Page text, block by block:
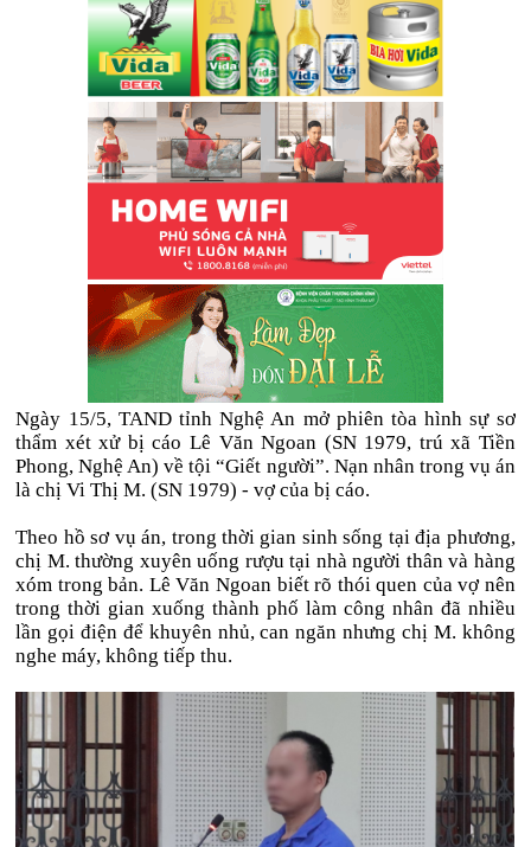
Ngày 15/5, TAND tỉnh Nghệ An mở phiên tòa hình sự sơ
thẩm xét xử bị cáo Lê Văn Ngoan (SN 1979, trú xã Tiền
Phong, Nghệ An) về tội “Giết người”. Nạn nhân trong vụ án
là chị Vi Thị M. (SN 1979) - vợ của bị cáo.
Theo hồ sơ vụ án, trong thời gian sinh sống tại địa phương,
chị M. thường xuyên uống rượu tại nhà người thân và hàng
xóm trong bản. Lê Văn Ngoan biết rõ thói quen của vợ nên
trong thời gian xuống thành phố làm công nhân đã nhiều
lần gọi điện để khuyên nhủ, can ngăn nhưng chị M. không
nghe máy, không tiếp thu.